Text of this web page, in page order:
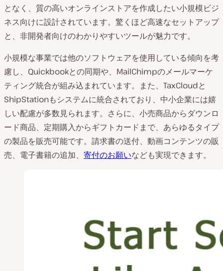
となく、質の高いオンラインストアを作成したい小規模ビジ
ネス向けに設計されています。驚くほど高速なセットアップ
と、非開発者向けのわかりやすいツールが魅力です。
小規模な事業では他のソフトウェアを使用している傾向を考
慮し、Quickbookとの同期や、MailChimpのメールマーケ
ティング統合が組み込まれています。また、TaxCloudと
ShipStationもシステムに統合されており、中小企業には嬉
しい配慮が多数見られます。さらに、小売商品からダウンロ
ード商品、定期購入からギフトカードまで、あらゆるタイプ
の製品を販売可能です。請求書の送付、動画コンテンツの販
売、電子書籍の追加、 寄付のお願いなども実現できます。